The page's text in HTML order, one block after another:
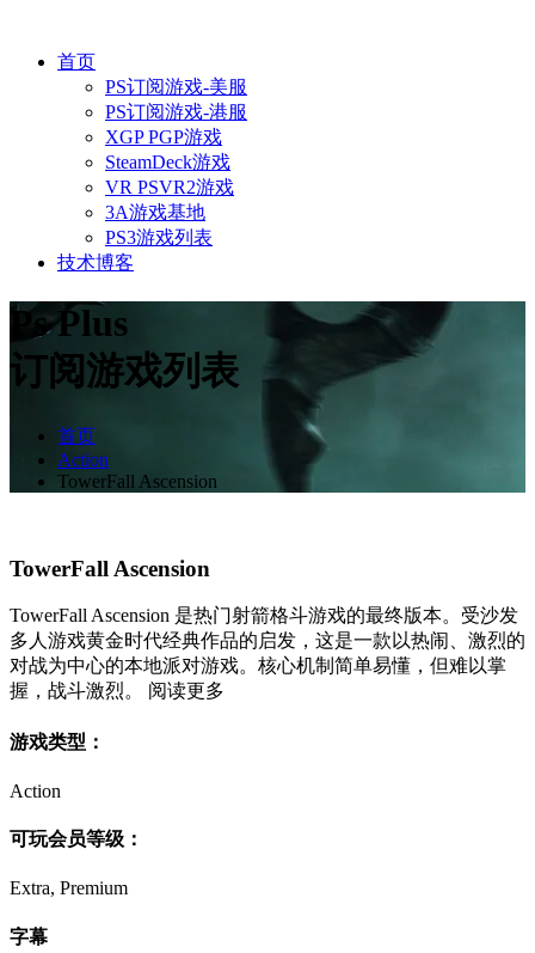
首页
PS订阅游戏-美服
PS订阅游戏-港服
XGP PGP游戏
SteamDeck游戏
VR PSVR2游戏
3A游戏基地
PS3游戏列表
技术博客
Ps Plus
订阅游戏列表
首页
Action
TowerFall Ascension
TowerFall Ascension
TowerFall Ascension 是热门射箭格斗游戏的最终版本。受沙发
多人游戏黄金时代经典作品的启发，这是一款以热闹、激烈的
对战为中心的本地派对游戏。核心机制简单易懂，但难以掌
握，战斗激烈。 阅读更多
游戏类型：
Action
可玩会员等级：
Extra, Premium
字幕